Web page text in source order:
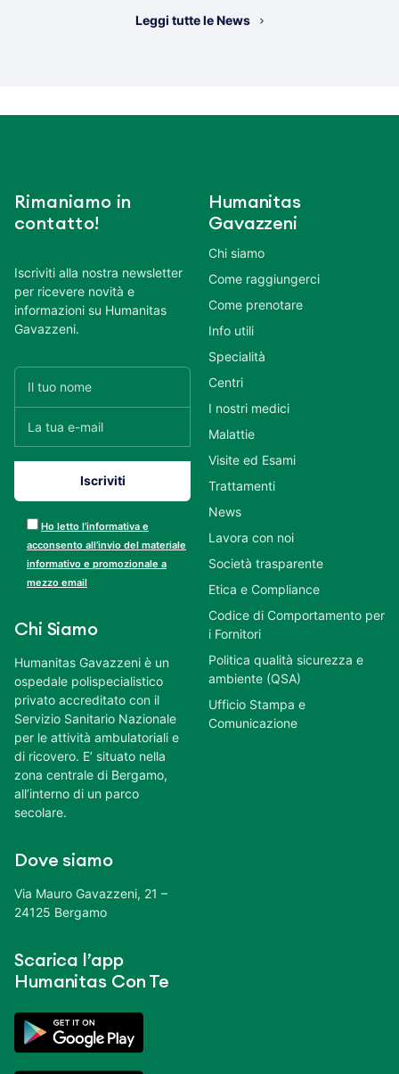
Leggi tutte le News
Rimaniamo in
contatto!
Iscriviti alla nostra newsletter
per ricevere novità e
informazioni su Humanitas
Gavazzeni.
Ho letto l’informativa e
acconsento all’invio del materiale
informativo e promozionale a
mezzo email
Chi Siamo
Humanitas Gavazzeni è un
ospedale polispecialistico
privato accreditato con il
Servizio Sanitario Nazionale
per le attività ambulatoriali e
di ricovero. E’ situato nella
zona centrale di Bergamo,
all’interno di un parco
secolare.
Dove siamo
Via Mauro Gavazzeni, 21 –
24125 Bergamo
Scarica l’app
Humanitas Con Te
Humanitas
Gavazzeni
Chi siamo
Come raggiungerci
Come prenotare
Info utili
Specialità
Centri
I nostri medici
Malattie
Visite ed Esami
Trattamenti
News
Lavora con noi
Società trasparente
Etica e Compliance
Codice di Comportamento per
i Fornitori
Politica qualità sicurezza e
ambiente (QSA)
Ufficio Stampa e
Comunicazione